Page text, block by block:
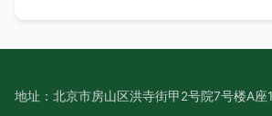
地址：北京市房山区洪寺街甲2号院7号楼A